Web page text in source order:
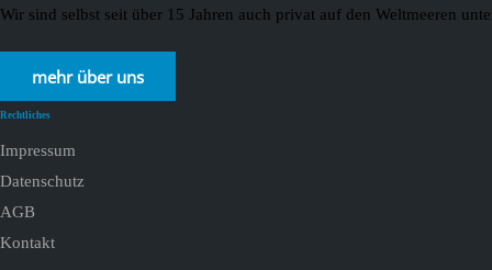
Wir sind selbst seit über 15 Jahren auch privat auf den Weltmeeren
mehr über uns
Rechtliches
Impressum
Datenschutz
AGB
Kontakt